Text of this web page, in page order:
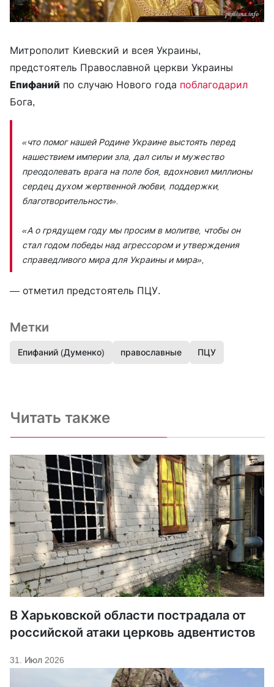
Митрополит Киевский и всея Украины,
предстоятель Православной церкви Украины
Епифаний по случаю Нового года поблагодарил
Бога,
«что помог нашей Родине Украине выстоять перед
нашествием империи зла, дал силы и мужество
преодолевать врага на поле боя, вдохновил миллионы
сердец духом жертвенной любви, поддержки,
благотворительности».
«А о грядущем году мы просим в молитве, чтобы он
стал годом победы над агрессором и утверждения
справедливого мира для Украины и мира»,
— отметил предстоятель ПЦУ.
Метки
Епифаний (Думенко) православные ПЦУ
Читать также
В Харьковской области пострадала от
российской атаки церковь адвентистов
31. Июл 2026